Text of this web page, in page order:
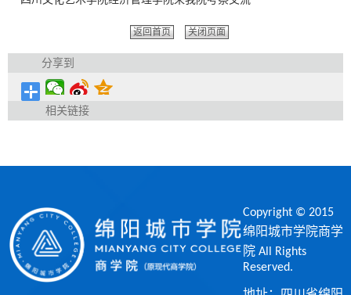
返回首页 关闭页面
分享到
相关链接
Copyright © 2015
绵阳城市学院商学
院 All Rights
Reserved.